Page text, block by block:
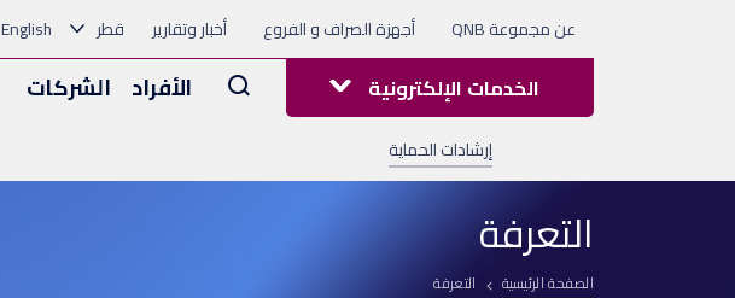
عن مجموعة QNB أجهزة الصراف و الفروع أخبار وتقارير قطر English
الأفراد الشركات Arama الخدمات الإلكترونية
إرشادات الحماية
التعرفة
الصفحة الرئيسية التعرفة